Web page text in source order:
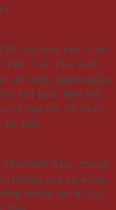
loại hoa cúc. Cúc
Tiết. Cúc chờ lạnh
nở sớm, lạnh muộn
khí lạnh hơn hết.
tạo tác vô thời,
kỷ luật.
mỗi năm, mang
tượng của sự sống.
thuận lợi từ lúc